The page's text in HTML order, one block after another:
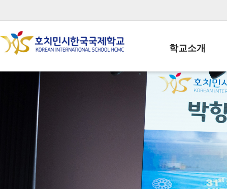
학교소개
학교장인사말
학교상징
학교연혁
교직원현황
학생현황